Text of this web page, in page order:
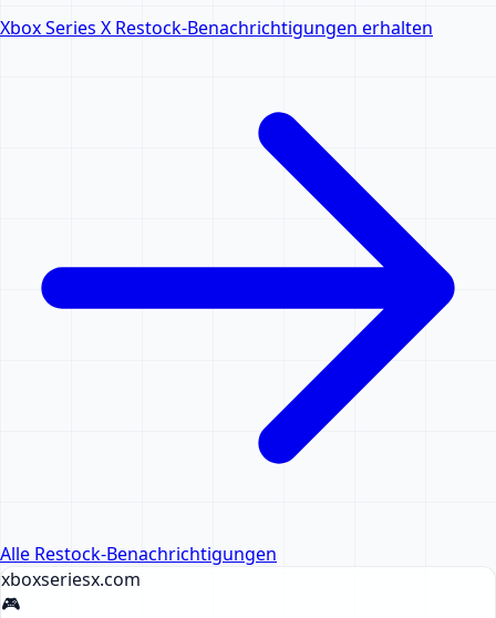
Xbox Series X Restock-Benachrichtigungen erhalten
Alle Restock-Benachrichtigungen
xboxseriesx.com
🎮